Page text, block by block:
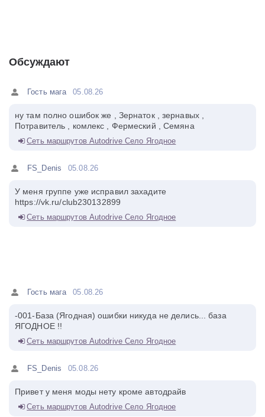
Обсуждают
Гость мага 05.08.26
ну там полно ошибок же , Зернаток , зернавых ,
Потравитель , комлекс , Фермеский , Семяна
Сеть маршрутов Autodrive Село Ягодное
FS_Denis 05.08.26
У меня группе уже исправил захадите
https://vk.ru/club230132899
Сеть маршрутов Autodrive Село Ягодное
Гость мага 05.08.26
-001-База (Ягодная) ошибки никуда не делись... база
ЯГОДНОЕ !!
Сеть маршрутов Autodrive Село Ягодное
FS_Denis 05.08.26
Привет у меня моды нету кроме автодрайв
Сеть маршрутов Autodrive Село Ягодное